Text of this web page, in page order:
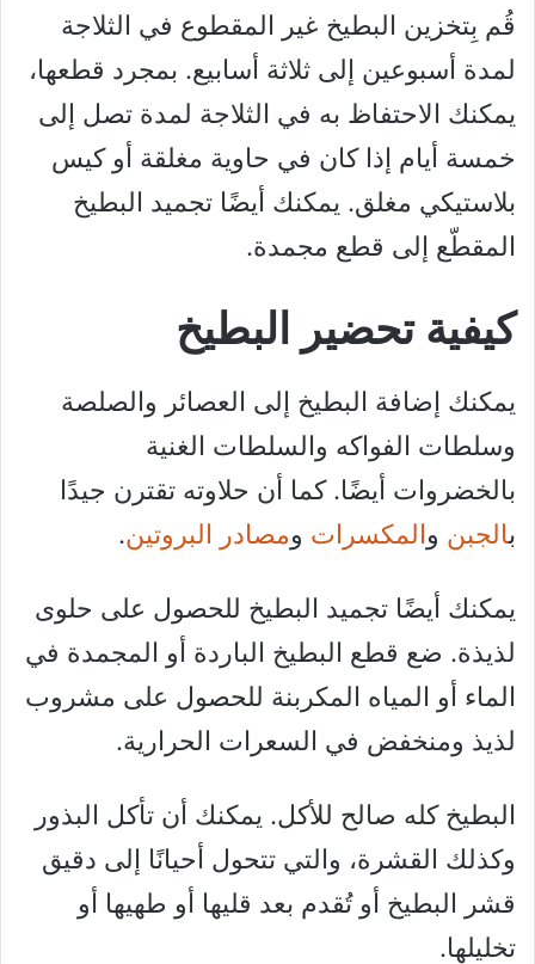
قُم بِتخزين البطيخ غير المقطوع في الثلاجة
لمدة أسبوعين إلى ثلاثة أسابيع. بمجرد قطعها،
يمكنك الاحتفاظ به في الثلاجة لمدة تصل إلى
خمسة أيام إذا كان في حاوية مغلقة أو كيس
بلاستيكي مغلق. يمكنك أيضًا تجميد البطيخ
المقطّع إلى قطع مجمدة.
كيفية تحضير البطيخ
يمكنك إضافة البطيخ إلى العصائر والصلصة
وسلطات الفواكه والسلطات الغنية
بالخضروات أيضًا. كما أن حلاوته تقترن جيدًا
بالجبن والمكسرات ومصادر البروتين.
يمكنك أيضًا تجميد البطيخ للحصول على حلوى
لذيذة. ضع قطع البطيخ الباردة أو المجمدة في
الماء أو المياه المكربنة للحصول على مشروب
لذيذ ومنخفض في السعرات الحرارية.
البطيخ كله صالح للأكل. يمكنك أن تأكل البذور
وكذلك القشرة، والتي تتحول أحيانًا إلى دقيق
قشر البطيخ أو تُقدم بعد قليها أو طهيها أو
تخليلها.